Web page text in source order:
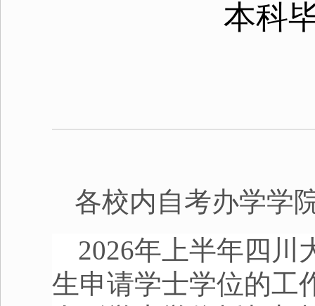
本科
各校内自考办学学
2026年上半年四川
生申请学士学位的工